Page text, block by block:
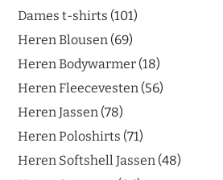
Dames t-shirts 101
Heren Blousen 69
Heren Bodywarmer 18
Heren Fleecevesten 56
Heren Jassen 78
Heren Poloshirts 71
Heren Softshell Jassen 48